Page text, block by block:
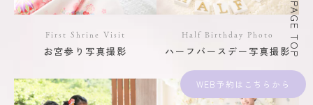
WEB予約
First Shrine Visit
お宮参り写真撮影
Half Birthday Photo
ハーフバースデー写真撮影PAGE TOP